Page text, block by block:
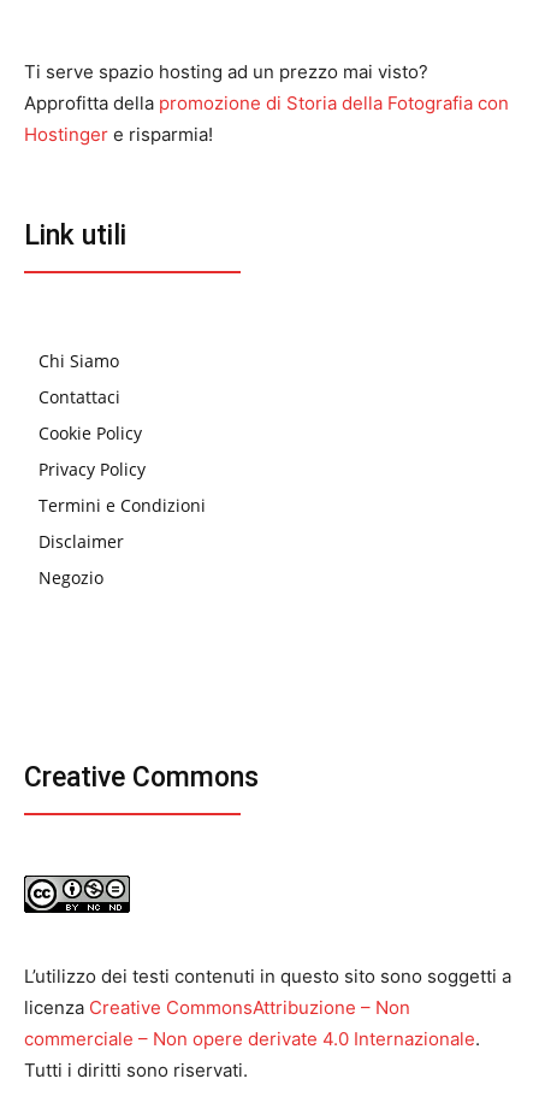
Ti serve spazio hosting ad un prezzo mai visto?
Approfitta della promozione di Storia della Fotografia con
Hostinger e risparmia!
Link utili
Chi Siamo
Contattaci
Cookie Policy
Privacy Policy
Termini e Condizioni
Disclaimer
Negozio
Creative Commons
L’utilizzo dei testi contenuti in questo sito sono soggetti a
licenza Creative CommonsAttribuzione – Non
commerciale – Non opere derivate 4.0 Internazionale.
Tutti i diritti sono riservati.